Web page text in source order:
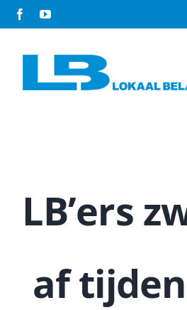
naar
inhoud
Verkiezingsprogramma 2026-
Het bestuur
LB’ers
af